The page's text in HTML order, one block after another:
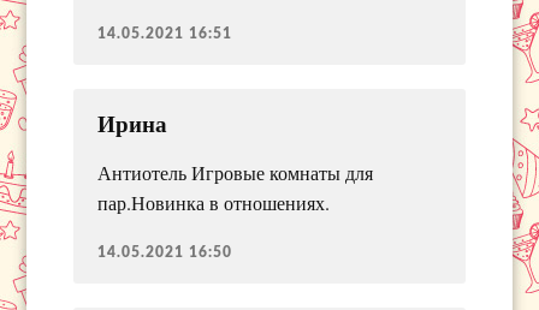
14.05.2021 16:51
Ирина
Антиотель Игровые комнаты для
пар.Новинка в отношениях.
14.05.2021 16:50